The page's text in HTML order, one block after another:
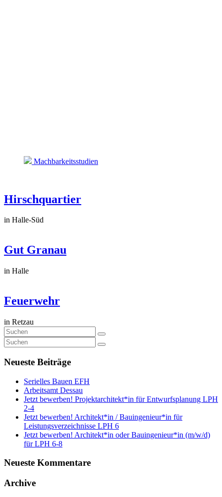
Machbarkeitsstudien
Hirschquartier
in Halle-Süd
Gut Granau
in Halle
Feuerwehr
in Retzau
Neueste Beiträge
Serielles Bauen EFH
Arbeitsamt Dessau
Jetzt bewerben! Projektarchitekt*in für Entwurfsplanung LPH
2-4
Jetzt bewerben! Architekt*in / Bauingenieur*in für
Leistungsverzeichnisse LPH 6
Jetzt bewerben! Architekt*in oder Bauingenieur*in (m/w/d)
für LPH 6-8
Neueste Kommentare
Archive